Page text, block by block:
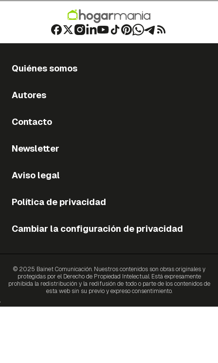
Quiénes somos
Autores
Contacto
Newsletter
Aviso legal
Política de privacidad
Cambiar la configuración de privacidad
© 2025 Bainet Comunicación. Nuestros contenidos son obras originales y
protegidas por el Derecho de Propiedad Intelectual. Está expresamente
prohibida la redistribución y la redifusión de todo o parte de los contenidos de
esta web sin su previo y expreso consentimiento.